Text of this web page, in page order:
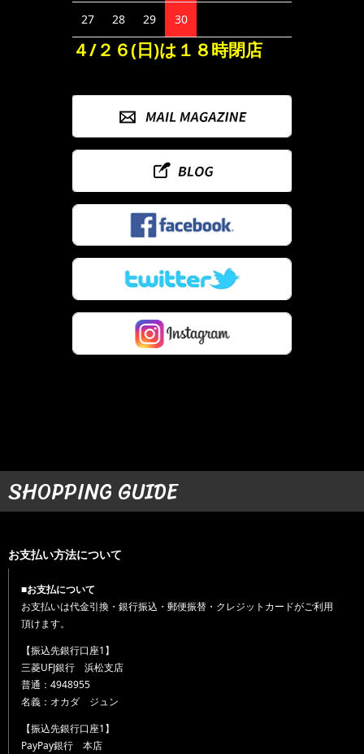
27 28 29 30
４/２６(日)は１８時閉店
SHOPPING GUIDE
お支払い方法について
■お支払について
お支払いは代金引換・銀行振込・郵便振替・クレジットカードがご利用
頂けます。
【振込先銀行口座1】
三菱UFJ銀行 浜松支店
普通：4948955
名義：オカダ ジュン
【振込先銀行口座1】
PayPay銀行 本店